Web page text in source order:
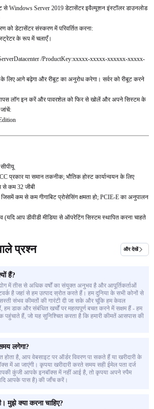
से Windows Server 2019 डेटासेंटर इवैल्यूशन इंस्टॉलर डाउनलोड
को डेटासेंटर संस्करण में परिवर्तित करना:
के रूप में चलाएँ।
/ProductKey:xxxxx-xxxxx-xxxxxx-xxxxx-
लिए आगे बढ़ेगा और रीबूट का अनुरोध करेगा। सर्वर को रीबूट करने
वापस लॉग इन करें और पावरशेल को फिर से खोलें और अपने सिस्टम के
या समान तकनीक; भौतिक होस्ट कार्यान्वयन के लिए
से कम 32 जीबी
जिसमें कम से कम गीगाबिट प्रोसेसिंग क्षमता हो; PCIE-E का अनुपालन
(यदि आप डीवीडी मीडिया से ऑपरेटिंग सिस्टम स्थापित करना चाहते
प्रश्न और देखें
हैं?
में तीस से अधिक वर्षों का संयुक्त अनुभव है और आपूर्तिकर्ताओं
है जहां से हम उत्पाद स्रोत करते हैं। हम दुनिया के सभी कोनों से
संभव कीमतों की गारंटी दी जा सके और चूंकि हम केवल
हम डाक और संबंधित खर्चों पर महत्वपूर्ण बचत करने में सक्षम हैं - हम
हैं, जो यह सुनिश्चित करता है कि हमारी कीमतें आसपास की
लगेगा?
होता है, आप वेबसाइट पर ऑर्डर विवरण पा सकते हैं या खरीदारी के
में आ जाएंगी। कृपया खरीदारी करते समय सही ईमेल पता दर्ज
कुंजी आपके इनबॉक्स में नहीं आई है, तो कृपया अपने स्पैम
आपके पास है) की जाँच करें।
मुझे क्या करना चाहिए?